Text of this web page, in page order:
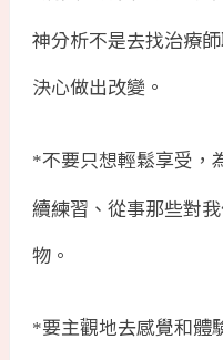
神分析不是去找治療
決心做出改變。
*不要只想輕鬆享受，
續練習、從事那些對
物。
*要主觀地去感覺和體